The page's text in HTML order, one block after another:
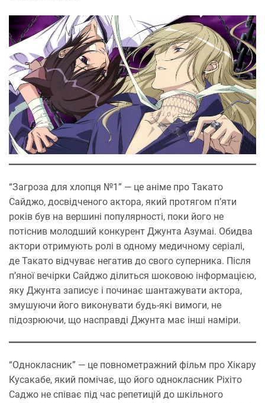
“Загроза для хлопця №1” — це аніме про Такато
Сайджо, досвідченого актора, який протягом п’яти
років був на вершині популярності, поки його не
потіснив молодший конкурент Джунта Азумаі. Обидва
актори отримують ролі в одному медичному серіалі,
де Такато відчуває негатив до свого суперника. Після
п’яної вечірки Сайджо ділиться шоковою інформацією,
яку Джунта записує і починає шантажувати актора,
змушуючи його виконувати будь-які вимоги, не
підозрюючи, що насправді Джунта має інші наміри.
“Однокласник” — це повнометражний фільм про Хікару
Кусакабе, який помічає, що його однокласник Ріхіто
Саджо не співає під час репетицій до шкільного